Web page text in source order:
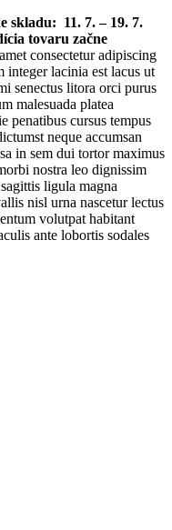
skladu: 11. 7. – 19. 7.
tovaru začne
consectetur adipiscing
integer lacinia est lacus ut
senectus litora orci purus
malesuada platea
penatibus cursus tempus
neque accumsan
in sem dui tortor maximus
nostra leo dignissim
ligula magna
nisl urna nascetur lectus
volutpat habitant
ante lobortis sodales